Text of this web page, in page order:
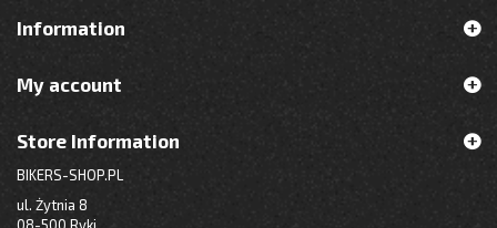
Information
My account
Store Information
BIKERS-SHOP.PL
ul. Żytnia 8